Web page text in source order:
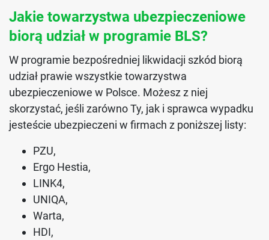
Jakie towarzystwa ubezpieczeniowe
biorą udział w programie BLS?
W programie bezpośredniej likwidacji szkód biorą
udział prawie wszystkie towarzystwa
ubezpieczeniowe w Polsce. Możesz z niej
skorzystać, jeśli zarówno Ty, jak i sprawca wypadku
jesteście ubezpieczeni w firmach z poniższej listy:
PZU,
Ergo Hestia,
LINK4,
UNIQA,
Warta,
HDI,